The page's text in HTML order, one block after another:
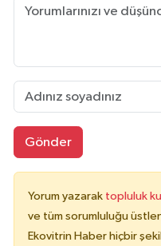
Gönder
Yorum yazarak topluluk
ve tüm sorumluluğu
Ekovitrin Haber hiçbir